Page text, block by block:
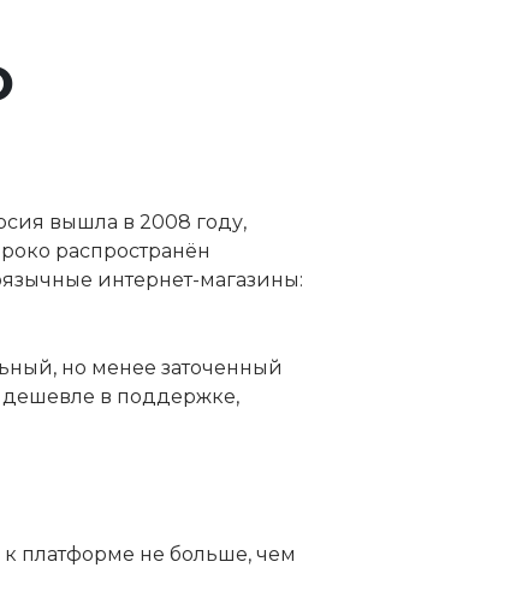
вышла в 2008 году,
распространён
интернет-магазины:
но менее заточенный
дешевле в поддержке,
к платформе не больше, чем